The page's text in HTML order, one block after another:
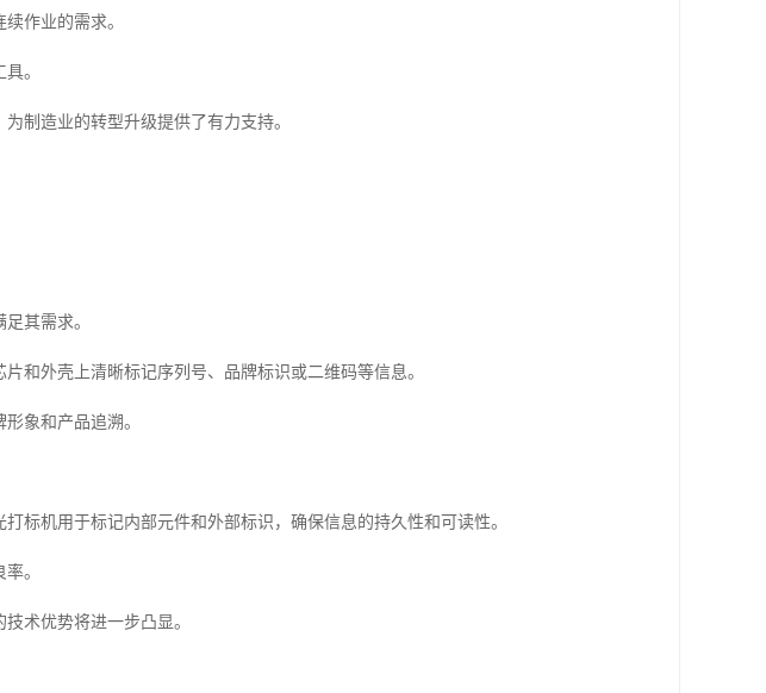
作业的需求。
。
制造业的转型升级提供了有力支持。
其需求。
和外壳上清晰标记序列号、品牌标识或二维码等信息。
象和产品追溯。
标机用于标记内部元件和外部标识，确保信息的持久性和可读性。
。
术优势将进一步凸显。